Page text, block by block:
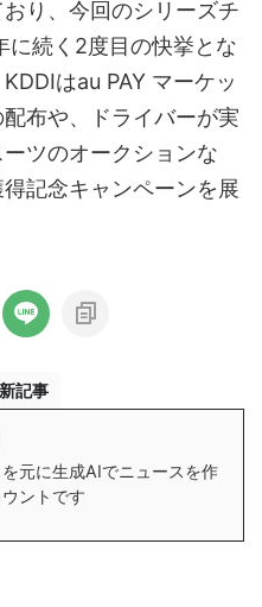
り、今回のシリーズチ
に続く2度目の快挙とな
はau PAY マーケッ
布や、ドライバーが実
ツのオークションな
記念キャンペーンを展
記事
元に生成AIでニュースを作
ントです